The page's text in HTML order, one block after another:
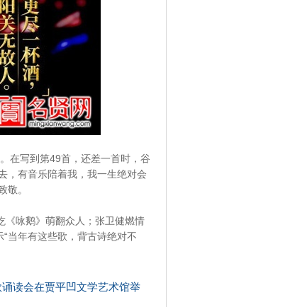
在写到第49首，还差一首时，谷
，有音乐陪着我，我一生绝对会
敬。
《咏鹅》萌翻众人；张卫健燃情
当年有这些歌，背古诗绝对不
读会在贾平凹文学艺术馆举